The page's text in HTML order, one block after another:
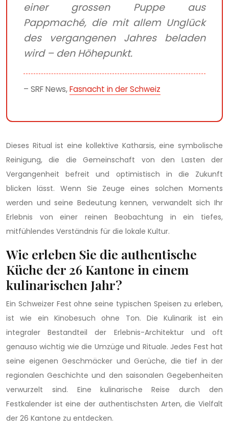
einer grossen Puppe aus
Pappmaché, die mit allem Unglück
des vergangenen Jahres beladen
wird – den Höhepunkt.
– SRF News,Fasnacht in der Schweiz
Dieses Ritual ist eine kollektive Katharsis, eine symbolische
Reinigung, die die Gemeinschaft von den Lasten der
Vergangenheit befreit und optimistisch in die Zukunft
blicken lässt. Wenn Sie Zeuge eines solchen Moments
werden und seine Bedeutung kennen, verwandelt sich Ihr
Erlebnis von einer reinen Beobachtung in ein tiefes,
mitfühlendes Verständnis für die lokale Kultur.
Wie erleben Sie die authentische
Küche der 26 Kantone in einem
kulinarischen Jahr?
Ein Schweizer Fest ohne seine typischen Speisen zu erleben,
ist wie ein Kinobesuch ohne Ton. Die Kulinarik ist ein
integraler Bestandteil der Erlebnis-Architektur und oft
genauso wichtig wie die Umzüge und Rituale. Jedes Fest hat
seine eigenen Geschmäcker und Gerüche, die tief in der
regionalen Geschichte und den saisonalen Gegebenheiten
verwurzelt sind. Eine kulinarische Reise durch den
Festkalender ist eine der authentischsten Arten, die Vielfalt
der 26 Kantone zu entdecken.